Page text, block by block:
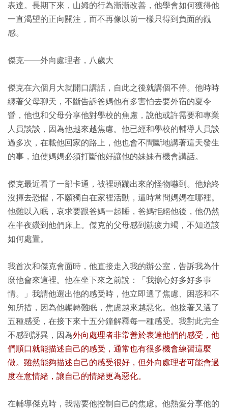
表達。長期下來，山姆的行為漸漸改善，他學會如何獲得他
一直渴望的正向關注，而不再像以前一樣只得到負面的觀
感。
傑克──外向處理者，八歲大
傑克在六個月大就開口講話，自此之後就講個不停。他時時
纏著父母聊天，不斷告訴爸媽他有多害怕去要外宿的夏令
營，他也和父母分享他對學校的焦慮，說他或許需要和專業
人員談談，因為他越來越焦慮。他已經和學校的輔導人員談
過多次，在載他回家的路上，他也會不間斷地講著這天發生
的事，迫使媽媽必須打斷他好讓他的妹妹有機會講話。
傑克最近看了一部卡通，被裡頭蹦出來的怪物嚇到。他始終
沒揮去恐懼，不願獨自在家裡活動，還時常問媽媽在哪裡。
他難以入眠，哀求要跟爸媽一起睡，爸媽拒絕他後，他仍然
在半夜鑽到他們床上。傑克的父母感到筋疲力竭，不知道該
如何處置。
我首次和傑克會面時，他直接走入我的辦公室，告訴我為什
麼他會來這裡。他在坐下來之前說：「我擔心好多好多事
情。」我請他選出他的感受時，他立即選了焦慮、困惑和不
知所措，因為他輾轉難眠，焦慮越來越惡化。他接著又選了
五種感受，在接下來十五分鐘解釋每一種感受。我對此完全
不感到訝異，因為外向處理者非常善於表達他們的感受，他
們順口就能描述自己的感受，通常也有很多機會練習這麼
做。雖然能夠描述自己的感受很好，但外向處理者可能會過
度在意情緒，讓自己的情緒更為惡化。
在輔導傑克時，我需要他控制自己的焦慮。他熱愛分享他的